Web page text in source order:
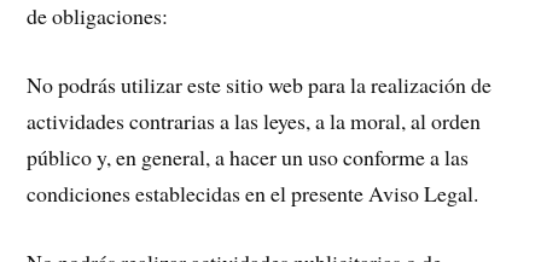
de obligaciones:
No podrás utilizar este sitio web para la realización de
actividades contrarias a las leyes, a la moral, al orden
público y, en general, a hacer un uso conforme a las
condiciones establecidas en el presente Aviso Legal.